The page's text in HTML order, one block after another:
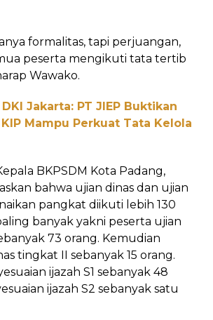
formalitas, tapi perjuangan,
peserta mengikuti tata tertib
Wawako.
DKI Jakarta: PT JIEP Buktikan
Mampu Perkuat Tata Kelola
BKPSDM Kota Padang,
bahwa ujian dinas dan ujian
pangkat diikuti lebih 130
banyak yakni peserta ujian
73 orang. Kemudian
tingkat II sebanyak 15 orang.
ijazah S1 sebanyak 48
ijazah S2 sebanyak satu